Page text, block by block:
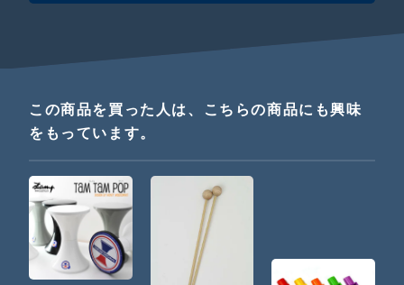
この商品を買った人は、こちらの商品にも興味
をもっています。